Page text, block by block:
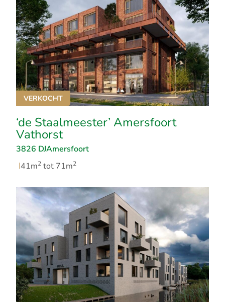
VERKOCHT
‘de Staalmeester’ Amersfoort
Vathorst
3826 DJAmersfoort
|41m2 tot 71m2